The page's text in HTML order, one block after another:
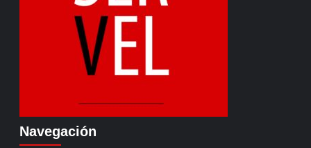
Navegación